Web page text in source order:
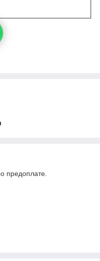
предоплате.